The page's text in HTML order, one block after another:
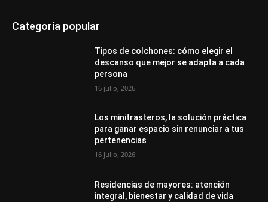
Categoría popular
Tipos de colchones: cómo elegir el
descanso que mejor se adapta a cada
persona
16 julio, 2026
Los minitrasteros, la solución práctica
para ganar espacio sin renunciar a tus
pertenencias
16 julio, 2026
Residencias de mayores: atención
integral, bienestar y calidad de vida